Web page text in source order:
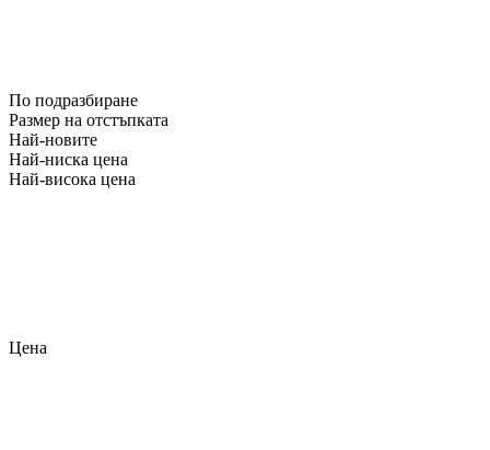
По подразбиране
Размер на отстъпката
Най-новите
Най-ниска цена
Най-висока цена
Цена